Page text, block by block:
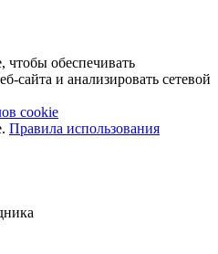
обеспечивать
сайта и анализировать сетевой
cookie
Правила использования